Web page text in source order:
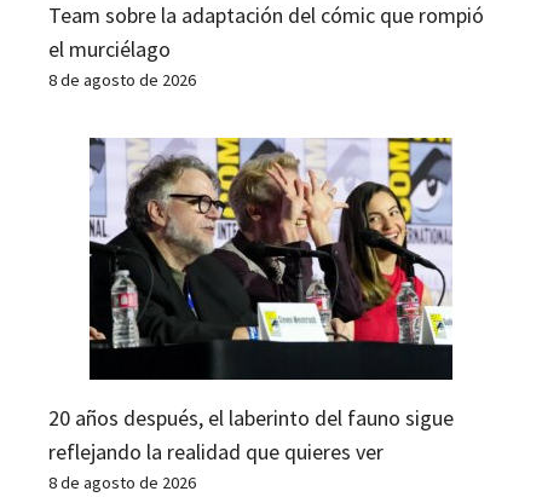
Team sobre la adaptación del cómic que rompió
el murciélago
8 de agosto de 2026
20 años después, el laberinto del fauno sigue
reflejando la realidad que quieres ver
8 de agosto de 2026